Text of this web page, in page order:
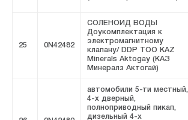
25 0N42482
СОЛЕНОИД ВОДЫ
Доукомплектация к
электромагнитному
клапану/ DDP ТОО KAZ
Minerals Aktogay (КАЗ
Минералз Актогай)
автомобили 5-ти местный,
4-х дверный,
полноприводный пикап,
дизельный 4-х